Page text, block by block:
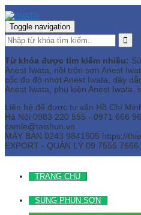
Toggle navigation
Từ khóa được tìm kiếm nhiều:
Anest Iwata, nồi trộn sơn Anest
cốc đo độ nhớt Anest Iwata, dây
Anest Iwata, phụ kiện Anest Iwata,
Liên hệ để được tư vấn Hồ Chí
Hà Nội 0983 220 555 - 0971 666
camle@taishun.vn
MÁY BÀN 0243 9841505 https://
EXPORT - QUẢN LÝ 09 7555 7666
TRANG CHỦ
SÚNG PHUN SƠN